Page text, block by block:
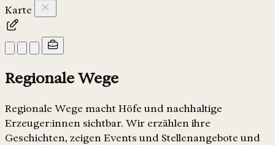
Karte
Regionale Wege
Regionale Wege macht Höfe und nachhaltige
Erzeuger:innen sichtbar. Wir erzählen ihre
Geschichten, zeigen Events und Stellenangebote und